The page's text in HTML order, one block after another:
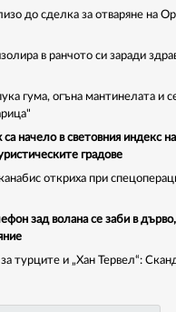
до сделка за отваряне на
в ранчото си заради
гума, огъна мантинелата и
начело в световния индекс на
градове
откриха при
зад волана се заби в
турците и „Хан Тервел“: